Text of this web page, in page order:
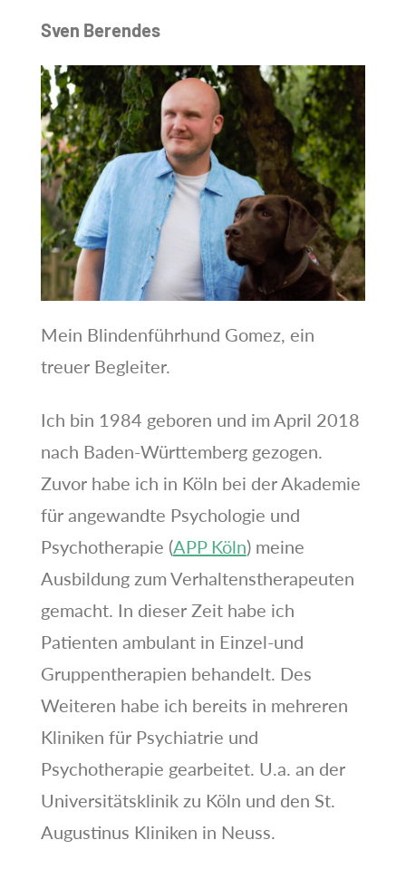
Sven Berendes
Mein Blindenführhund Gomez, ein
treuer Begleiter.
Ich bin 1984 geboren und im April 2018
nach Baden-Württemberg gezogen.
Zuvor habe ich in Köln bei der Akademie
für angewandte Psychologie und
Psychotherapie (APP Köln) meine
Ausbildung zum Verhaltenstherapeuten
gemacht. In dieser Zeit habe ich
Patienten ambulant in Einzel-und
Gruppentherapien behandelt. Des
Weiteren habe ich bereits in mehreren
Kliniken für Psychiatrie und
Psychotherapie gearbeitet. U.a. an der
Universitätsklinik zu Köln und den St.
Augustinus Kliniken in Neuss.